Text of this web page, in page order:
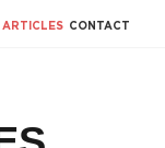
ARTICLES CONTACT